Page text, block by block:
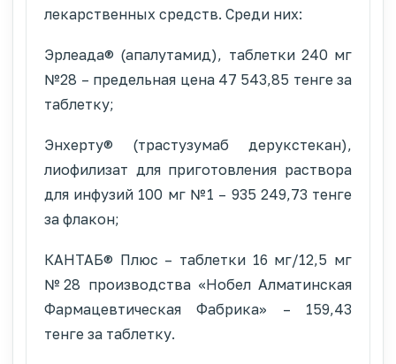
лекарственных средств. Среди них:
Эрлеада® (апалутамид), таблетки 240 мг
№28 – предельная цена 47 543,85 тенге за
таблетку;
Энхерту® (трастузумаб дерукстекан),
лиофилизат для приготовления раствора
для инфузий 100 мг №1 – 935 249,73 тенге
за флакон;
КАНТАБ® Плюс – таблетки 16 мг/12,5 мг
№28 производства «Нобел Алматинская
Фармацевтическая Фабрика» – 159,43
тенге за таблетку.